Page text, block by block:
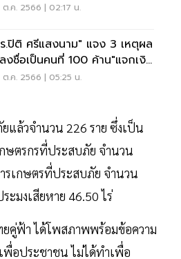
.ค. 2566 | 02:17 น.
.ปิติ ศรีแสงนาม" แจง 3 เหตุผล
งชื่อเป็นคนที่ 100 ค้าน"แจกเงิน
ล
.ค. 2566 | 05:25 น.
ล้วจำนวน 226 ราย ซึ่งเป็น
ษตรกรที่ประสบภัย จำนวน
รเกษตรที่ประสบภัย จำนวน
มงเสียหาย 46.50 ไร่
ยคู่ฟ้า ได้โพสภาพพร้อมข้อความ
พื่อประชาชน ไม่ได้ทำเพื่อ